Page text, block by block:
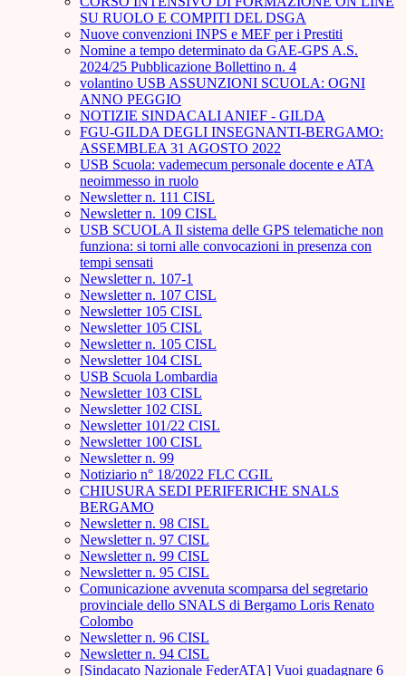
SU RUOLO E COMPITI DEL DSGA
Nuove convenzioni INPS e MEF per i Prestiti
Nomine a tempo determinato da GAE-GPS A.S.
2024/25 Pubblicazione Bollettino n. 4
volantino USB ASSUNZIONI SCUOLA: OGNI
ANNO PEGGIO
NOTIZIE SINDACALI ANIEF - GILDA
FGU-GILDA DEGLI INSEGNANTI-BERGAMO:
ASSEMBLEA 31 AGOSTO 2022
USB Scuola: vademecum personale docente e ATA
neoimmesso in ruolo
Newsletter n. 111 CISL
Newsletter n. 109 CISL
USB SCUOLA Il sistema delle GPS telematiche non
funziona: si torni alle convocazioni in presenza con
tempi sensati
Newsletter n. 107-1
Newsletter n. 107 CISL
Newsletter 105 CISL
Newsletter 105 CISL
Newsletter n. 105 CISL
Newsletter 104 CISL
USB Scuola Lombardia
Newsletter 103 CISL
Newsletter 102 CISL
Newsletter 101/22 CISL
Newsletter 100 CISL
Newsletter n. 99
Notiziario n° 18/2022 FLC CGIL
CHIUSURA SEDI PERIFERICHE SNALS
BERGAMO
Newsletter n. 98 CISL
Newsletter n. 97 CISL
Newsletter n. 99 CISL
Newsletter n. 95 CISL
Comunicazione avvenuta scomparsa del segretario
provinciale dello SNALS di Bergamo Loris Renato
Colombo
Newsletter n. 96 CISL
Newsletter n. 94 CISL
[Sindacato Nazionale FederATA] Vuoi guadagnare 6